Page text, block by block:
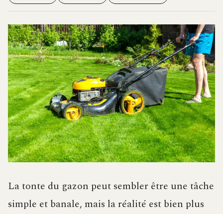
La tonte du gazon peut sembler être une tâche
simple et banale, mais la réalité est bien plus